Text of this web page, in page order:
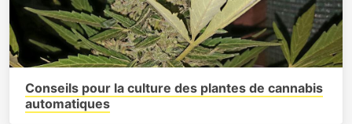
Conseils pour la culture des plantes de cannabis
automatiques